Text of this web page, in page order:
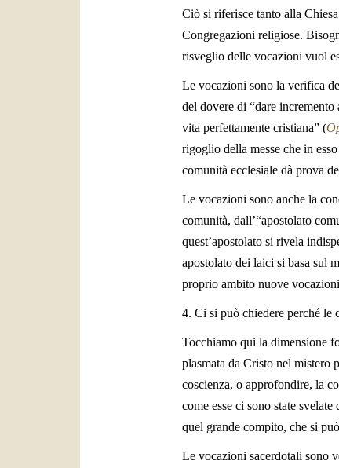
Ciò si riferisce tanto alla
Congregazioni religiose.
risveglio delle vocazioni vuol
Le vocazioni sono la verifica
del dovere di “dare
vita perfettamente cristiana” (
rigoglio della messe che in
comunità ecclesiale dà prova
Le vocazioni sono anche la
comunità, dall’“apostolato
quest’apostolato si rivela
apostolato dei laici si basa sul
proprio ambito nuove
4. Ci si può chiedere perché le
Tocchiamo qui la dimensione
plasmata da Cristo nel mistero
coscienza, o approfondire, la
come esse ci sono state
quel grande compito, che si
Le vocazioni sacerdotali sono